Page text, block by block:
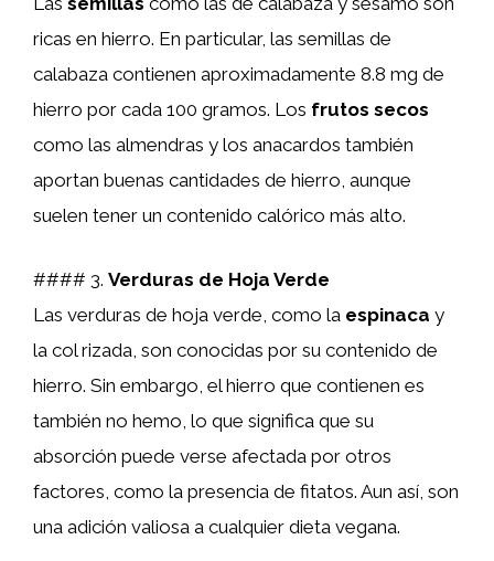
ricas en hierro. En particular, las semillas de
calabaza contienen aproximadamente 8.8 mg de
hierro por cada 100 gramos. Los frutos secos
como las almendras y los anacardos también
aportan buenas cantidades de hierro, aunque
suelen tener un contenido calórico más alto.
#### 3. Verduras de Hoja Verde
Las verduras de hoja verde, como la espinaca y
la col rizada, son conocidas por su contenido de
hierro. Sin embargo, el hierro que contienen es
también no hemo, lo que significa que su
absorción puede verse afectada por otros
factores, como la presencia de fitatos. Aun así, son
una adición valiosa a cualquier dieta vegana.